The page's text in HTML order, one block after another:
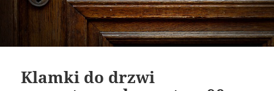
Klamki do drzwi